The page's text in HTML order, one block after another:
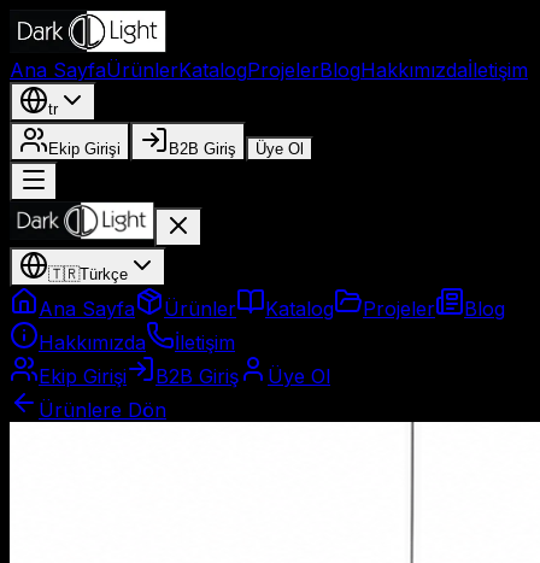
Ana SayfaÜrünlerKatalogProjelerBlogHakkımızdaİletişim
tr
Ekip Girişi B2B Giriş Üye Ol
🇹🇷Türkçe
Ana Sayfa Ürünler Katalog Projeler
Blog
Hakkımızda
İletişim
Ekip Girişi
B2B Giriş
Üye Ol
Ürünlere Dön